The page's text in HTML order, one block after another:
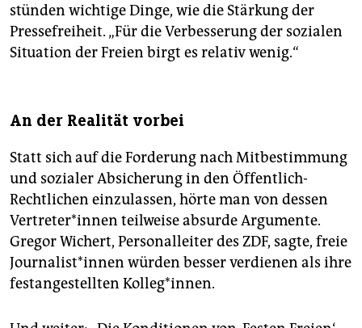
stünden wichtige Dinge, wie die Stärkung der
Pressefreiheit. „Für die Verbesserung der sozialen
Situation der Freien birgt es relativ wenig.“
An der Realität vorbei
Statt sich auf die Forderung nach Mitbestimmung
und sozialer Ab­sicherung in den Öffentlich-
Rechtlichen einzulassen, hörte man von dessen
Vertreter*innen ­teilweise absurde Argumente.
Gregor Wichert, Personalleiter des ZDF, sagte, freie
Jour­na­lis­t*innen würden besser verdienen als ihre
fest­angestellten Kolleg*innen.